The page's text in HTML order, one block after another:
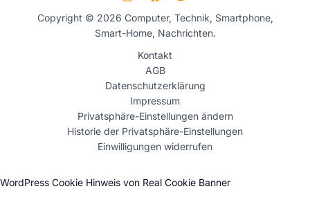
Copyright © 2026 Computer, Technik, Smartphone,
Smart-Home, Nachrichten.
Kontakt
AGB
Datenschutzerklärung
Impressum
Privatsphäre-Einstellungen ändern
Historie der Privatsphäre-Einstellungen
Einwilligungen widerrufen
WordPress Cookie Hinweis von Real Cookie Banner